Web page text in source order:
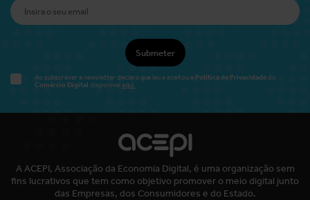
Submeter
Ao subscrever a newsletter declara que leu e aceitou a Política de Privacidadedo
Comércio Digital disponível aqui.
A ACEPI, Associação da Economia Digital, é uma organização sem
fins lucrativos que tem como objetivo promover o meio digital junto
das Empresas, dos Consumidores e do Estado.